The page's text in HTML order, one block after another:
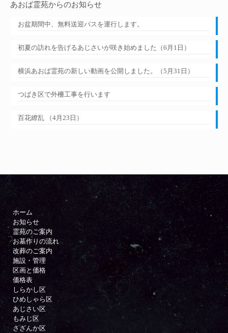
あおば霊苑からのお知らせ
お盆期間中、無料送迎バスを運行します。
初夏の訪れを告げるあじさいが咲き始めました（6月1日）
横浜あおば霊苑の新しい動画を公開しました。（5月31日）
つばき区で外柵工事を行います
百花繚乱 （4月23日）
ホーム
お知らせ
霊苑のご案内
お墓作りの流れ
改葬のご案内
施設・管理
区画と価格
価格表
しらかし区
ひめしゃら区
あじさい区
もみじ区
さざんか区